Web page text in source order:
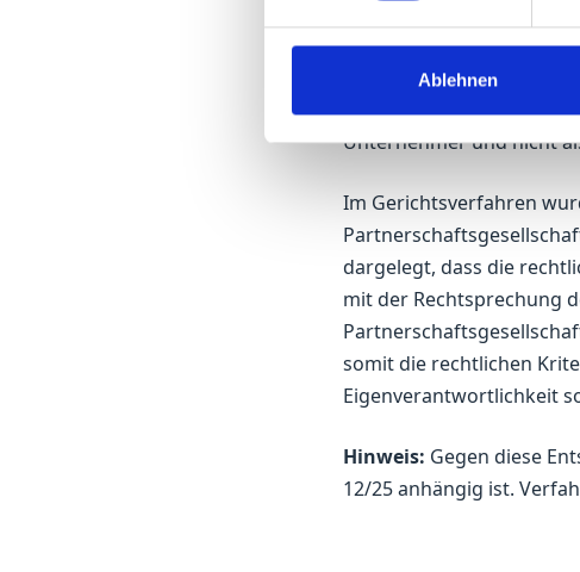
Ablehnen
besitzen. Auch durch
und den sogenannten
Unternehmer und nicht
Im Gerichtsverfahren
dargelegt, dass die
mit der Rechtsprechung
somit die rechtlichen
Eigenverantwortlichkeit
Hinweis: Gegen diese
12/25 anhängig ist.